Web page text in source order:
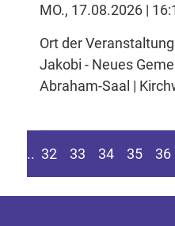
MO., 17.08.2026 |
Ort der
Jakobi - Neues
Abraham-Saal |
springen
vorherigen Seite
.... 32 33 34 35 36